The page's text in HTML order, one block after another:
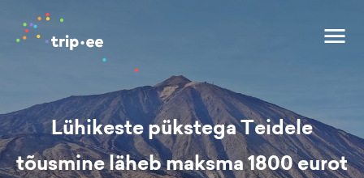
Lühikeste pükstega Teidele
tõusmine läheb maksma 1800 eurot